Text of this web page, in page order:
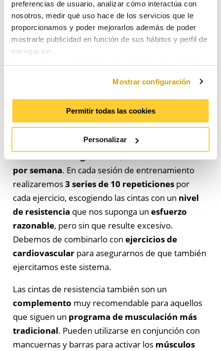
preferencias de usuario, analizar cómo interactúa con
nosotros, medir qué uso hace de los servicios que le
proporcionamos y poder mejorarlos además de poder
mostrarle publicidad en función de sus hábitos y perfil de
navegación.
Para consentir su utilización y confirmar que ha leído la
información proporcionada, pulse el botón “Aceptar”.
Puede obtener más información consultando nuestra
Política de Cookies.
Mostrar configuración
Permitir todas las cookies
Personalizar
antebrazo en paralelo a la cinta.
Cómo usar las bandas de
resistencia para cumplir tus
objetivos
Las bandas de resistencia son un aliado perfecto
Si queremos utilizarlas para ejercitar nuestra
musculatura, es conveniente que hagamos uso de
por semana. En cada sesión de entrenamiento
realizaremos3 series de 10 repeticionespor
cada ejercicio, escogiendo las cintas con un nivel
de resistencia que nos suponga un esfuerzo
razonable, pero sin que resulte excesivo.
Debemos de combinarlo con ejercicios de
cardiovascularpara asegurarnos de que también
ejercitamos este sistema.
Las cintas de resistencia también son un
complemento muy recomendable para aquellos
que siguen un programa de musculación más
tradicional. Pueden utilizarse en conjunción con
mancuernas y barras para activar los músculos